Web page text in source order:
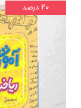
۲۰ درصد